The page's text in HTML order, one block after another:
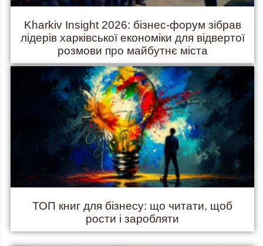
Kharkiv Insight 2026: бізнес-форум зібрав
лідерів харківської економіки для відвертої
розмови про майбутнє міста
ТОП книг для бізнесу: що читати, щоб
рости і заробляти